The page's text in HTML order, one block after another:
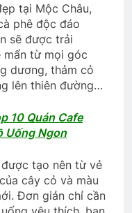
tại Mộc Châu,
phê độc đáo
sẽ được trải
mẩn từ mọi góc
dương, thảm cỏ
lên thiên đường…
10 Quán Cafe
Uống Ngon
tạo nên từ vẻ
cây cỏ và màu
Đơn giản chỉ cần